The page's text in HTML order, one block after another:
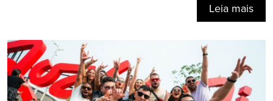
Leia mais